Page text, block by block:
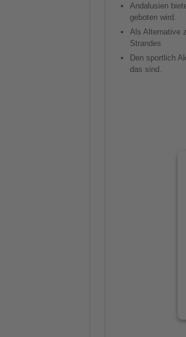
Andalusien
geboten wird.
Als Alternative
Strandes
Den sportlich
das sind.